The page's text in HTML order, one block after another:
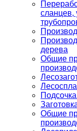
сланцев,
дерева
Общие
Общие